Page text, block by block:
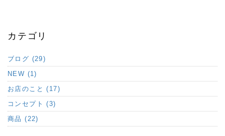
カテゴリ
ブログ (29)
NEW (1)
お店のこと (17)
コンセプト (3)
商品 (22)